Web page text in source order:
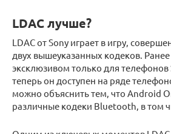
LDAC лучше?
LDAC от Sony играет в игру,
двух вышеуказанных кодеков.
эксклюзивом только для телефонов
теперь он доступен на ряде
можно объяснить тем, что Android
различные кодеки Bluetooth, в том